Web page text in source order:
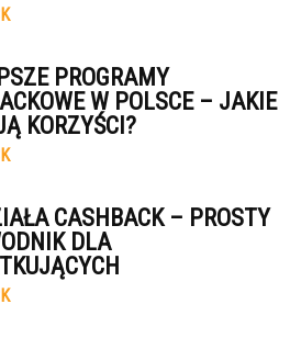
PROGRAMY
W POLSCE – JAKIE
KORZYŚCI?
CASHBACK – PROSTY
DLA